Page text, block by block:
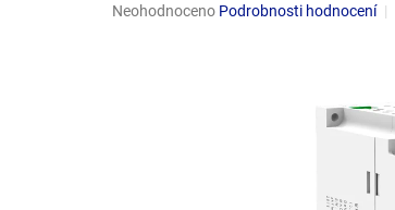
Průměrné
Neohodnoceno Podrobnosti hodnocení